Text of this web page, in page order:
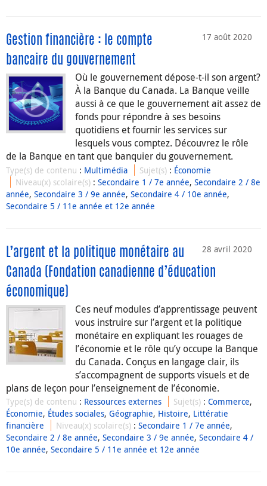
17 août 2020
Gestion financière : le compte
bancaire du gouvernement
Où le gouvernement dépose-t-il son argent?
À la Banque du Canada. La Banque veille
aussi à ce que le gouvernement ait assez de
fonds pour répondre à ses besoins
quotidiens et fournir les services sur
lesquels vous comptez. Découvrez le rôle
de la Banque en tant que banquier du gouvernement.
Type(s) de contenu : Multimédia Sujet(s) : Économie
Niveau(x) scolaire(s) :Secondaire 1 / 7e année,Secondaire 2 / 8e
année, Secondaire 3 / 9e année, Secondaire 4 / 10e année,
Secondaire 5 / 11e année et 12e année
28 avril 2020
L’argent et la politique monétaire au
Canada (Fondation canadienne d’éducation
économique)
Ces neuf modules d’apprentissage peuvent
vous instruire sur l’argent et la politique
monétaire en expliquant les rouages de
l’économie et le rôle qu’y occupe la Banque
du Canada. Conçus en langage clair, ils
s’accompagnent de supports visuels et de
plans de leçon pour l’enseignement de l’économie.
Type(s) de contenu : Ressources externes Sujet(s) :Commerce,
Économie, Études sociales, Géographie, Histoire, Littératie
financière
Niveau(x) scolaire(s) :Secondaire 1 / 7e année,
Secondaire 2 / 8e année, Secondaire 3 / 9e année, Secondaire 4 /
10e année, Secondaire 5 / 11e année et 12e année